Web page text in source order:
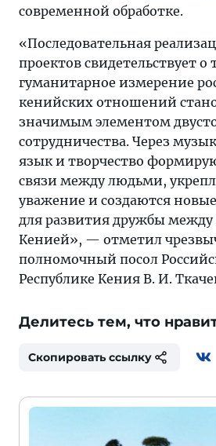
современной обработке.
«Последовательная
проектов свидетельствует о
гуманитарное измерение
кенийских отношений
значимым элементом
сотрудничества. Через
язык и творчество
связи между людьми,
уважение и создаются
для развития дружбы между
Кенией», — отметил
полномочный посол
Республике Кения В. И.
Делитесь тем, что
Скопировать ссылку